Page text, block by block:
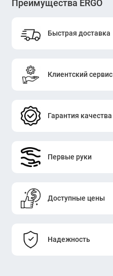
Преимущества ERGO
Быстрая доставка
Клиентский сервис
Гарантия качества
Первые руки
Доступные цены
Надежность